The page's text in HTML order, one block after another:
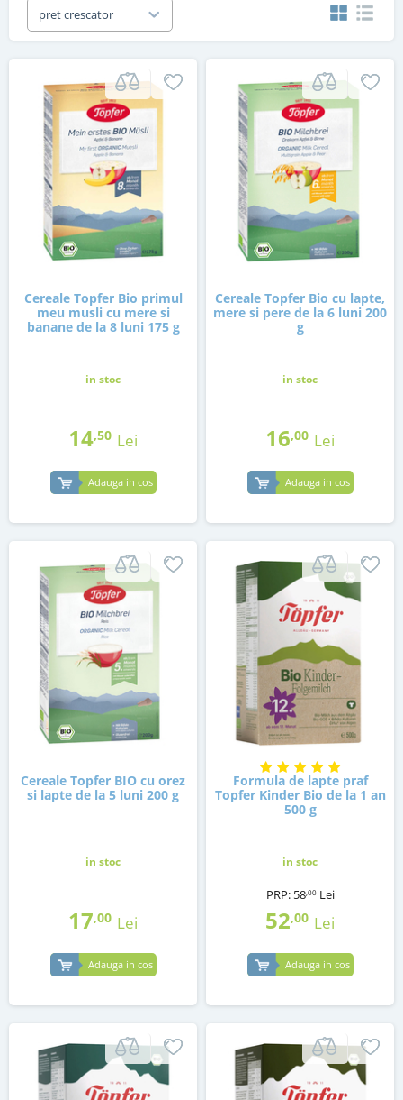
pret crescator
Cereale Topfer Bio primul
meu musli cu mere si
banane de la 8 luni 175 g
in stoc
14,50 Lei
Adauga in cos
Cereale Topfer Bio cu lapte,
mere si pere de la 6 luni 200
g
in stoc
16,00 Lei
Adauga in cos
Cereale Topfer BIO cu orez
si lapte de la 5 luni 200 g
in stoc
17,00 Lei
Adauga in cos
Formula de lapte praf
Topfer Kinder Bio de la 1 an
500 g
in stoc
PRP: 58,00 Lei
52,00 Lei
Adauga in cos